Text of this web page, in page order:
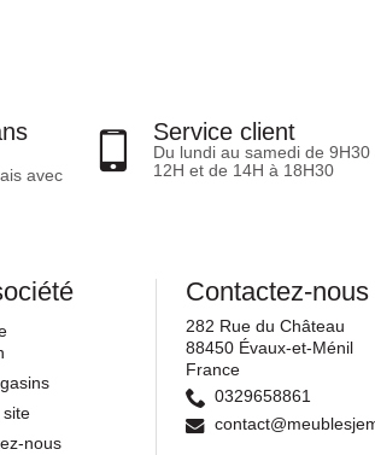
avec
Service client
Du lundi au samedi de 9H30
12H et de 14H à 18H30
site
nous
Contactez-nous
282 Rue du Château
88450 Évaux-et-Ménil
France
0329658861